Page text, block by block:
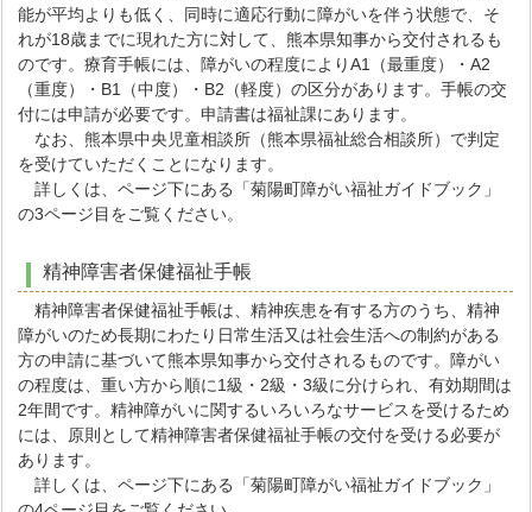
能が平均よりも低く、同時に適応行動に障がいを伴う状態で、そ
れが18歳までに現れた方に対して、熊本県知事から交付されるも
のです。療育手帳には、障がいの程度によりA1（最重度）・A2
（重度）・B1（中度）・B2（軽度）の区分があります。手帳の交
付には申請が必要です。申請書は福祉課にあります。
なお、熊本県中央児童相談所（熊本県福祉総合相談所）で判定
を受けていただくことになります。
詳しくは、ページ下にある「菊陽町障がい福祉ガイドブック」
の3ページ目をご覧ください。
精神障害者保健福祉手帳
精神障害者保健福祉手帳は、精神疾患を有する方のうち、精神
障がいのため長期にわたり日常生活又は社会生活への制約がある
方の申請に基づいて熊本県知事から交付されるものです。障がい
の程度は、重い方から順に1級・2級・3級に分けられ、有効期間は
2年間です。精神障がいに関するいろいろなサービスを受けるため
には、原則として精神障害者保健福祉手帳の交付を受ける必要が
あります。
詳しくは、ページ下にある「菊陽町障がい福祉ガイドブック」